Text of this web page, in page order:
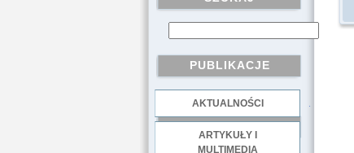
PUBLIKACJE
AKTUALNOŚCI
ARTYKUŁY I
MULTIMEDIA